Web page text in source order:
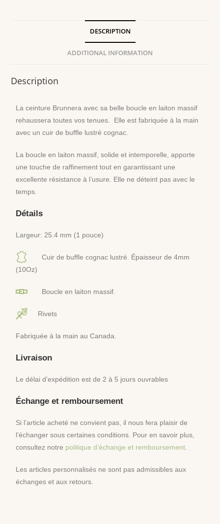
DESCRIPTION
ADDITIONAL INFORMATION
Description
La ceinture Brunnera avec sa belle boucle en laiton massif
rehaussera toutes vos tenues. Elle est fabriquée à la main
avec un cuir de buffle lustré cognac.
La boucle en laiton massif, solide et intemporelle, apporte
une touche de raffinement tout en garantissant une
excellente résistance à l’usure. Elle ne déteint pas avec le
temps.
Détails
Largeur: 25.4 mm (1 pouce)
Cuir de buffle cognac lustré. Épaisseur de 4mm
(10Oz)
Boucle en laiton massif.
Rivets
Fabriquée à la main au Canada.
Livraison
Le délai d’expédition est de 2 à 5 jours ouvrables
Échange et remboursement
Si l’article acheté ne convient pas, il nous fera plaisir de
l’échanger sous certaines conditions. Pour en savoir plus,
consultez notre politique d’échange et remboursement
Les articles personnalisés ne sont pas admissibles aux
échanges et aux retours.